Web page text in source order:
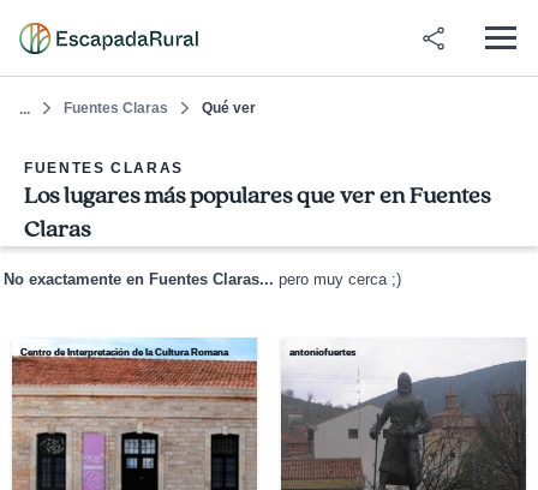
... Fuentes Claras Qué ver
FUENTES CLARAS
Los lugares más populares que ver en Fuentes
Claras
No exactamente en Fuentes Claras... pero muy cerca ;)
Centro de Interpretación de la Cultura Romana antoniofuertes